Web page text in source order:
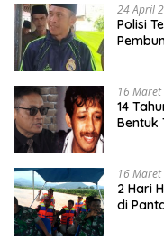
24 April
Polisi
16
14
Bentuk
16
2 Hari
di